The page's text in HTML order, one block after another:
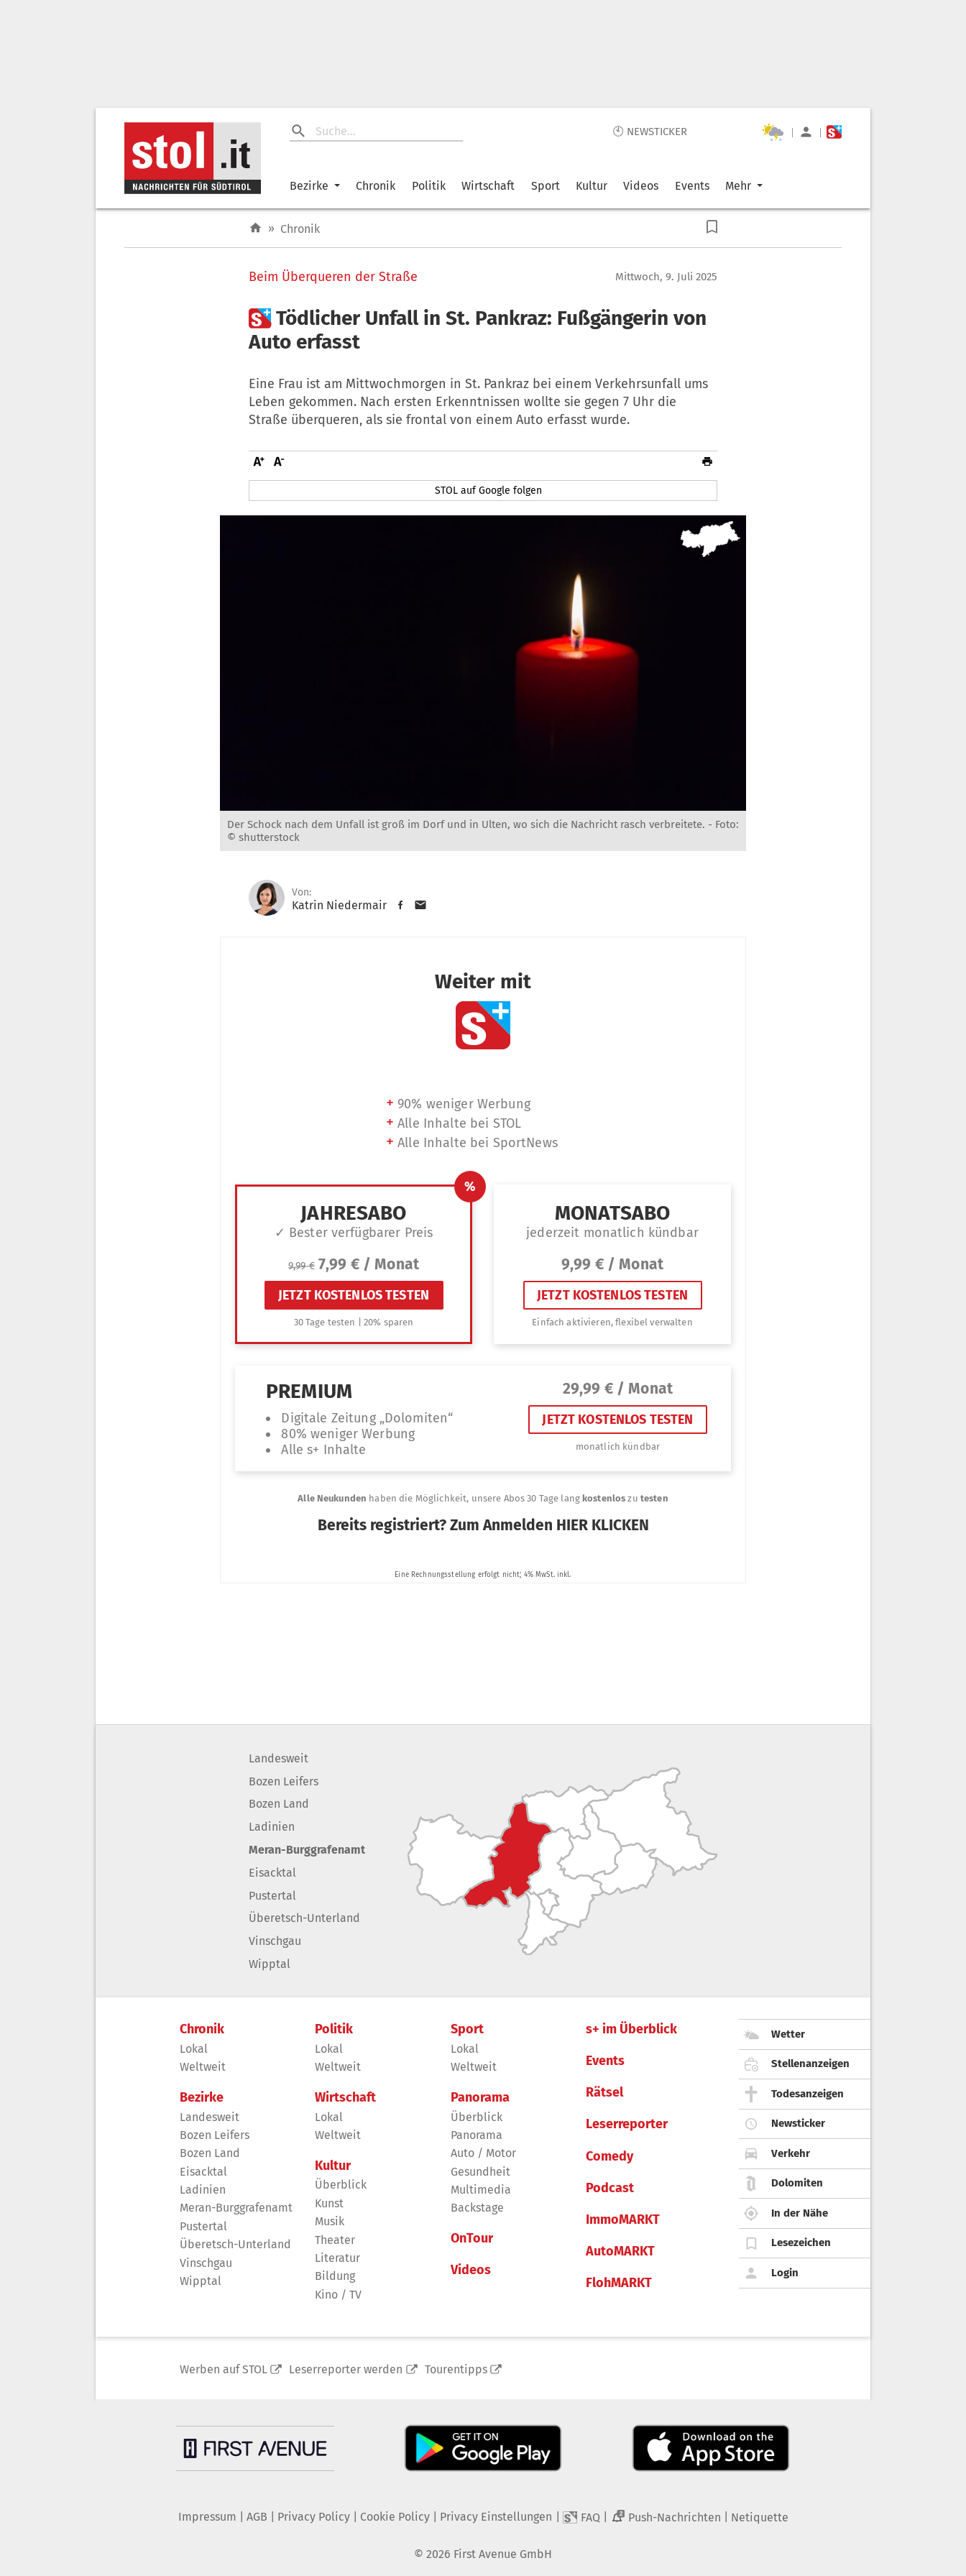
🕙 NEWSTICKER | |
Bezirke Chronik Politik Wirtschaft Sport Kultur Videos Events Mehr
» Chronik
Beim Überqueren der Straße Mittwoch, 9. Juli 2025
Tödlicher Unfall in St. Pankraz: Fußgängerin von
Auto erfasst
Eine Frau ist am Mittwochmorgen in St. Pankraz bei einem Verkehrsunfall ums
Leben gekommen. Nach ersten Erkenntnissen wollte sie gegen 7 Uhr die
Straße überqueren, als sie frontal von einem Auto erfasst wurde.
STOL auf Google folgen
Der Schock nach dem Unfall ist groß im Dorf und in Ulten, wo sich die Nachricht rasch verbreitete. - Foto:
© shutterstock
Von:
Katrin Niedermair
Landesweit
Bozen Leifers
Bozen Land
Ladinien
Meran-Burggrafenamt
Eisacktal
Pustertal
Überetsch-Unterland
Vinschgau
Wipptal
Chronik
Lokal
Weltweit
Bezirke
Landesweit
Bozen Leifers
Bozen Land
Eisacktal
Ladinien
Meran-Burggrafenamt
Pustertal
Überetsch-Unterland
Vinschgau
Wipptal
Politik
Lokal
Weltweit
Wirtschaft
Lokal
Weltweit
Kultur
Überblick
Kunst
Musik
Theater
Literatur
Bildung
Kino / TV
Sport
Lokal
Weltweit
Panorama
Überblick
Panorama
Auto / Motor
Gesundheit
Multimedia
Backstage
OnTour
Videos
s+ im Überblick
Events
Rätsel
Leserreporter
Comedy
Podcast
ImmoMARKT
AutoMARKT
FlohMARKT
Wetter
Stellenanzeigen
Todesanzeigen
Newsticker
Verkehr
Dolomiten
In der Nähe
Lesezeichen
Login
Werben auf STOL Leserreporter werden Tourentipps
Impressum AGB Privacy Policy| Cookie Policy| Privacy Einstellungen FAQ 2 Push-Nachrichten Netiquette
© 2026 First Avenue GmbH